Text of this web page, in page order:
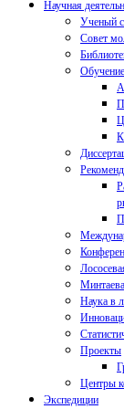
Научная
Ученый
Совет
Обучение
Наука в
Проекты
Центры
Экспедиции